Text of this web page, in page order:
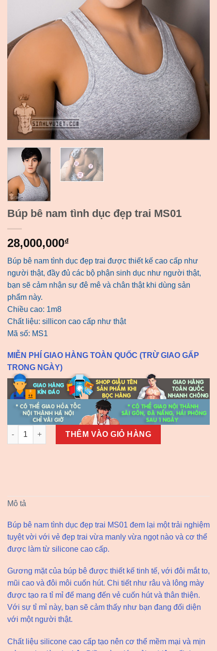
Búp bê nam tình dục đẹp trai MS01
28,000,000₫
Búp bê nam tình dục đẹp trai được thiết kế cao cấp như
người thật, đầy đủ các bộ phận sinh dục như người thật,
bạn sẽ cảm nhận sự đê mê và chân thật khi dùng sản
phẩm này.
Chiều cao: 1m8
Chất liệu: sillicon cao cấp như thật
Mã số: MS1
MIỄN PHÍ GIAO HÀNG TOÀN QUỐC (TRỪ GIAO GẤP
TRONG NGÀY)
Búp bê nam tình dục đẹp trai MS01 số lượng
THÊM VÀO GIỎ HÀNG
Mô tả
Búp bê nam tình dục đẹp trai MS01 đem lại một trải nghiệm
tuyệt vời với vẻ đẹp trai vừa manly vừa ngọt nào và cơ thể
được làm từ silicone cao cấp.
Gương mặt của búp bê được thiết kế tinh tế, với đôi mắt to,
mũi cao và đôi môi cuốn hút. Chi tiết như râu và lông mày
được tạo ra tỉ mỉ để mang đến vẻ cuốn hút và thân thiện.
Với sự tỉ mỉ này, bạn sẽ cảm thấy như bạn đang đối diện
với một người thật.
Chất liệu silicone cao cấp tạo nên cơ thể mềm mại và mịn